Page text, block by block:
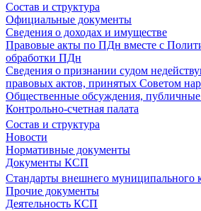
Состав и структура
Официальные документы
Сведения о доходах и имуществе
Правовые акты по ПДн вместе с
обработки ПДн
Сведения о признании судом
правовых актов, принятых Советом
Общественные обсуждения,
Контрольно-счетная палата
Состав и структура
Новости
Нормативные документы
Документы КСП
Стандарты внешнего муниципального
Прочие документы
Деятельность КСП